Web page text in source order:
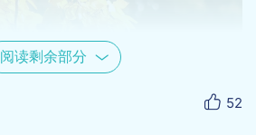
阅读剩余部分
52